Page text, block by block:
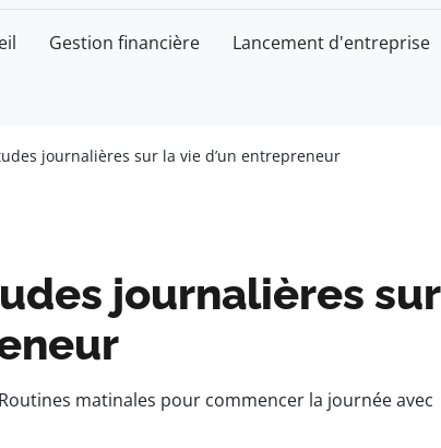
Gestion financière Lancement d'entreprise
journalières sur la vie d’un entrepreneur
journalières sur
matinales pour commencer la journée avec